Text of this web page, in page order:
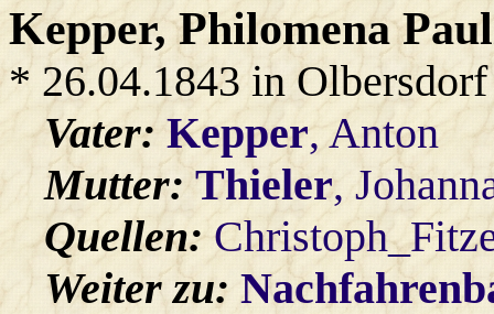
Kepper, Philomena
* 26.04.1843 in Olbersdorf
Vater:Kepper, Anton
Mutter:Thieler,
Quellen:
Weiter zu: